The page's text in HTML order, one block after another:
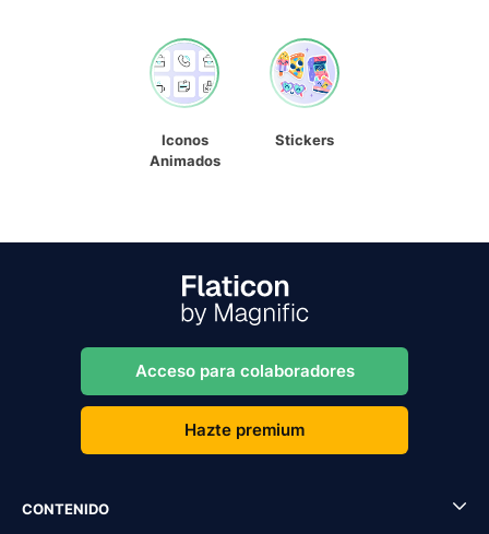
Iconos
Animados
Stickers
Acceso para colaboradores
Hazte premium
CONTENIDO